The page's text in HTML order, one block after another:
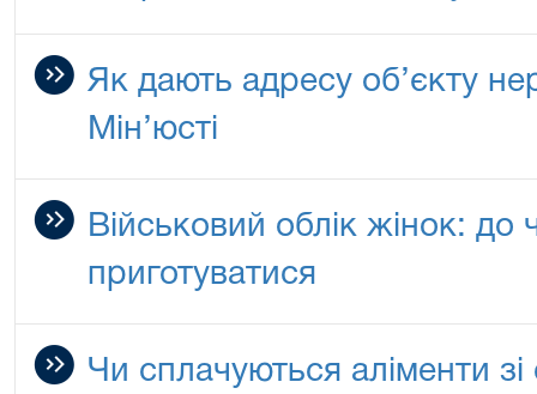
Як дають адресу об’єкту
Мін’юсті
Військовий облік жінок: до
приготуватися
Чи сплачуються аліменти